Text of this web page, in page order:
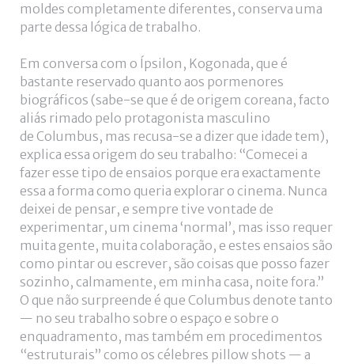
moldes completamente diferentes, conserva uma
parte dessa lógica de trabalho.
Em conversa com o Ípsilon, Kogonada, que é
bastante reservado quanto aos pormenores
biográficos (sabe-se que é de origem coreana, facto
aliás rimado pelo protagonista masculino
de Columbus, mas recusa-se a dizer que idade tem),
explica essa origem do seu trabalho: “Comecei a
fazer esse tipo de ensaios porque era exactamente
essa a forma como queria explorar o cinema. Nunca
deixei de pensar, e sempre tive vontade de
experimentar, um cinema ‘normal’, mas isso requer
muita gente, muita colaboração, e estes ensaios são
como pintar ou escrever, são coisas que posso fazer
sozinho, calmamente, em minha casa, noite fora.”
O que não surpreende é que Columbus denote tanto
— no seu trabalho sobre o espaço e sobre o
enquadramento, mas também em procedimentos
“estruturais” como os célebres pillow shots — a